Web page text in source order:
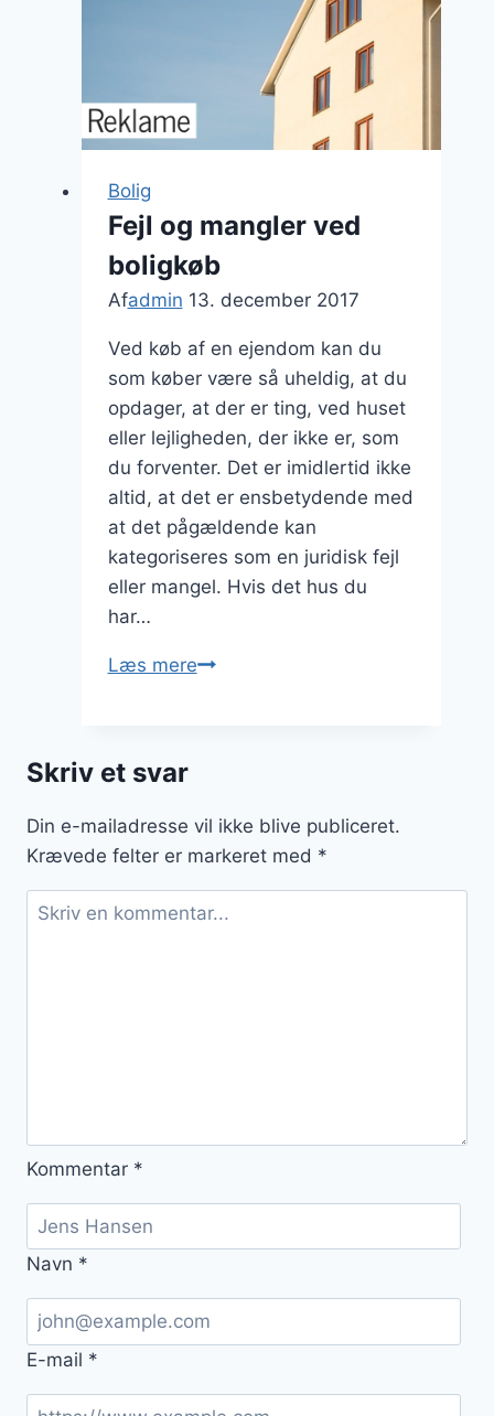
problemet!
Bolig
Fejl og mangler ved
boligkøb
Afadmin 13. december 2017
Ved køb af en ejendom kan du
som køber være så uheldig, at du
opdager, at der er ting, ved huset
eller lejligheden, der ikke er, som
du forventer. Det er imidlertid ikke
altid, at det er ensbetydende med
at det pågældende kan
kategoriseres som en juridisk fejl
eller mangel. Hvis det hus du
har…
Læs mereFejl
Skriv et svar
Din e-mailadresse vil ikke blive publiceret.
Krævede felter er markeret med *
Kommentar *
Navn *
E-mail *